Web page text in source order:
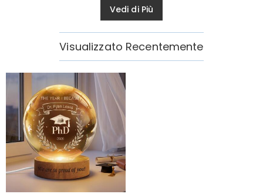
Vedi di Più
Visualizzato Recentemente